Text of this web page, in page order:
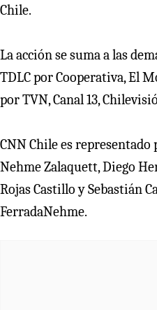
Chile.
La acción se suma a las
TDLC por Cooperativa, El
por TVN, Canal 13,
CNN Chile es representado
Nehme Zalaquett, Diego
Rojas Castillo y Sebastián
FerradaNehme.